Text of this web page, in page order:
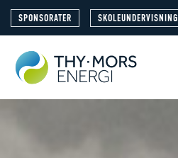
SPONSORATER SKOLEUNDERVISNING